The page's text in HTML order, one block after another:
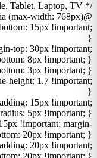
/* Responsive Styles for Mobile, Tablet, Laptop, TV */
@media (max-width: 768px) {
15px !important;
}
top: 30px !important;
8px !important; }
3px !important; }
height: 1.7 !important;
}
15px !important;
5px !important; }
!important; margin-
20px !important; }
20px !important;